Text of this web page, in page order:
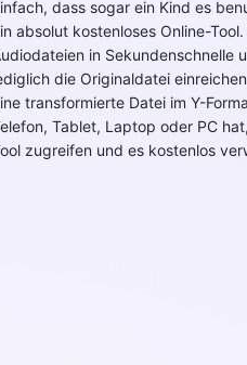
dass sogar ein Kind es
absolut kostenloses Online-
in Sekundenschnelle
die Originaldatei
transformierte Datei im Y-
Tablet, Laptop oder PC
zugreifen und es kostenlos